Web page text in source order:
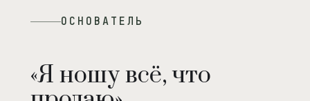
ОСНОВАТЕЛЬ
«Я ношу всё, что